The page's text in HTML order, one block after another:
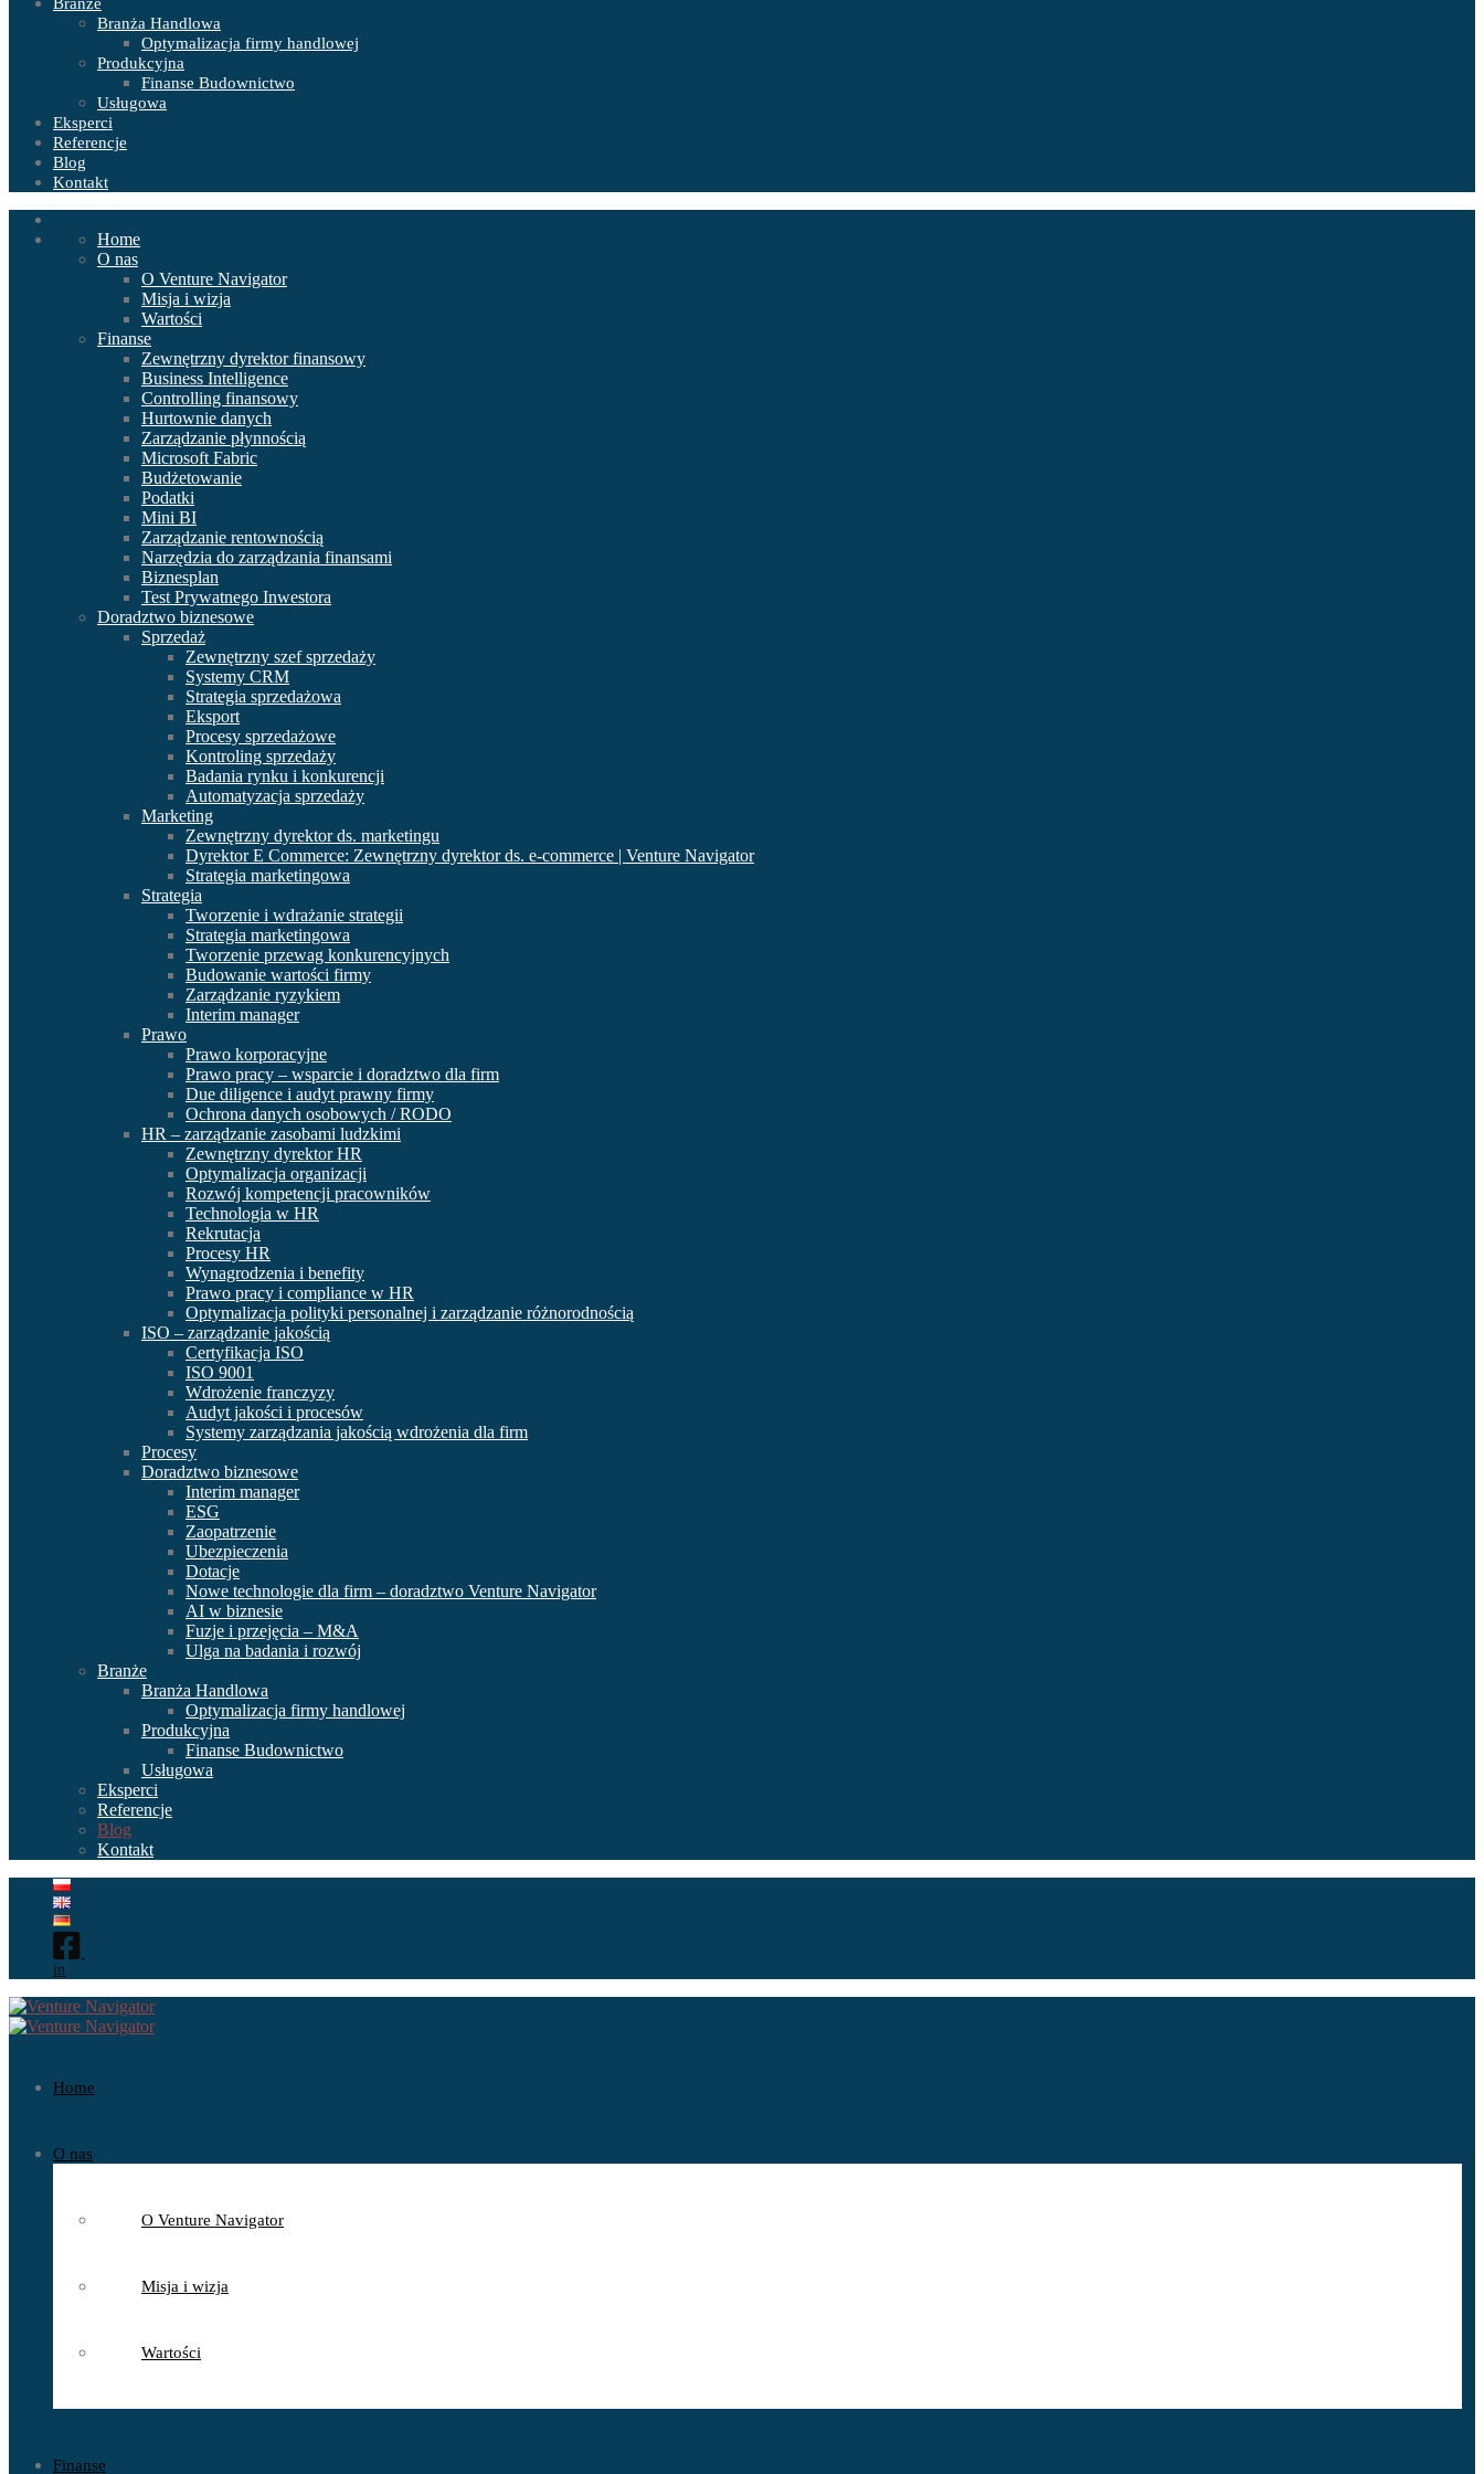
Branża Handlowa
Optymalizacja firmy handlowej
Produkcyjna
Finanse Budownictwo
Usługowa
Eksperci
Referencje
Blog
Kontakt
Home
O nas
O Venture Navigator
Misja i wizja
Wartości
Finanse
Zewnętrzny dyrektor finansowy
Business Intelligence
Controlling finansowy
Hurtownie danych
Zarządzanie płynnością
Microsoft Fabric
Budżetowanie
Podatki
Mini BI
Zarządzanie rentownością
Narzędzia do zarządzania finansami
Biznesplan
Test Prywatnego Inwestora
Doradztwo biznesowe
Sprzedaż
Zewnętrzny szef sprzedaży
Systemy CRM
Strategia sprzedażowa
Eksport
Procesy sprzedażowe
Kontroling sprzedaży
Badania rynku i konkurencji
Automatyzacja sprzedaży
Marketing
Zewnętrzny dyrektor ds. marketingu
Dyrektor E Commerce: Zewnętrzny dyrektor ds. e-commerce | Venture Navigator
Strategia marketingowa
Strategia
Tworzenie i wdrażanie strategii
Strategia marketingowa
Tworzenie przewag konkurencyjnych
Budowanie wartości firmy
Zarządzanie ryzykiem
Interim manager
Prawo
Prawo korporacyjne
Prawo pracy – wsparcie i doradztwo dla firm
Due diligence i audyt prawny firmy
Ochrona danych osobowych / RODO
HR – zarządzanie zasobami ludzkimi
Zewnętrzny dyrektor HR
Optymalizacja organizacji
Rozwój kompetencji pracowników
Technologia w HR
Rekrutacja
Procesy HR
Wynagrodzenia i benefity
Prawo pracy i compliance w HR
Optymalizacja polityki personalnej i zarządzanie różnorodnością
ISO – zarządzanie jakością
Certyfikacja ISO
ISO 9001
Wdrożenie franczyzy
Audyt jakości i procesów
Systemy zarządzania jakością wdrożenia dla firm
Procesy
Doradztwo biznesowe
Interim manager
ESG
Zaopatrzenie
Ubezpieczenia
Dotacje
Nowe technologie dla firm – doradztwo Venture Navigator
AI w biznesie
Fuzje i przejęcia – M&A
Ulga na badania i rozwój
Branże
Branża Handlowa
Optymalizacja firmy handlowej
Produkcyjna
Finanse Budownictwo
Usługowa
Eksperci
Referencje
Blog
Kontakt
in
Home
O nas
O Venture Navigator
Misja i wizja
Wartości
Finanse